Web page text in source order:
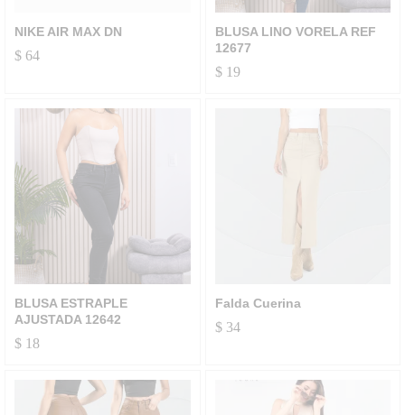
NIKE AIR MAX DN
$ 64
BLUSA LINO VORELA REF
12677
$19
BLUSA ESTRAPLE
AJUSTADA 12642
$ 18
Falda Cuerina
$34